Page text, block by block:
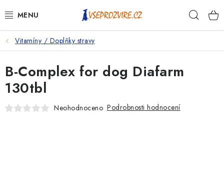
na
PSI
KOČKY
KONĚ
Vitamíny / Doplňky stravy
B-Complex for dog Diafarm
130tbl
Neohodnoceno Podrobnosti hodnocení